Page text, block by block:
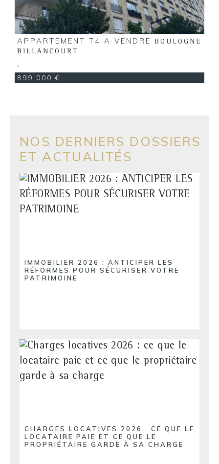
APPARTEMENT T4 A VENDRE
BOULOGNE
BILLANCOURT
899 000 €
NOS DERNIERS DOSSIERS
ET ACTUALITÉS
IMMOBILIER 2026 : ANTICIPER LES
RÉFORMES POUR SÉCURISER VOTRE
PATRIMOINE
CHARGES LOCATIVES 2026 : CE QUE LE
LOCATAIRE PAIE ET CE QUE LE
PROPRIÉTAIRE GARDE À SA CHARGE